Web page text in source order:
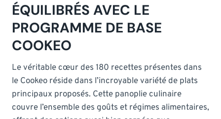
ÉQUILIBRÉS AVEC LE
PROGRAMME DE BASE
COOKEO
Le véritable cœur des 180 recettes présentes dans
le Cookeo réside dans l’incroyable variété de plats
principaux proposés. Cette panoplie culinaire
couvre l’ensemble des goûts et régimes alimentaires,